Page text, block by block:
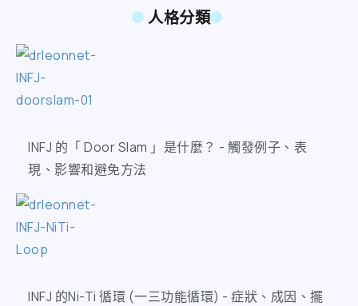
人格分類
INFJ 的「 Door Slam 」是什麼？ - 觸發例子、表
現、影響和避免方法
INFJ 的Ni-Ti 循環 (一三功能循環) - 症狀、成因、擺